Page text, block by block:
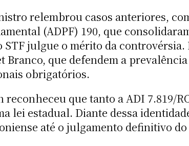
relembrou casos anteriores,
(ADPF) 190, que
STF julgue o mérito da
Branco, que defendem a
obrigatórios.
reconheceu que tanto a ADI 7.819/
lei estadual. Diante dessa
até o julgamento definitivo do